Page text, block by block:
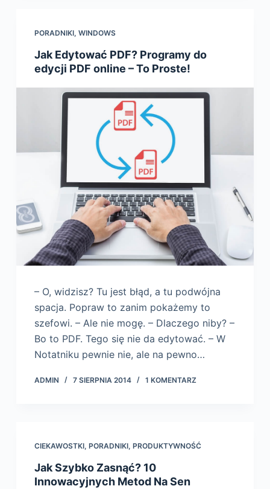
PORADNIKI, WINDOWS
Jak Edytować PDF? Programy do
edycji PDF online – To Proste!
– O, widzisz? Tu jest błąd, a tu podwójna
spacja. Popraw to zanim pokażemy to
szefowi. – Ale nie mogę. – Dlaczego niby? –
Bo to PDF. Tego się nie da edytować. – W
Notatniku pewnie nie, ale na pewno…
ADMIN 7 SIERPNIA 2014 1 KOMENTARZ
CIEKAWOSTKI, PORADNIKI, PRODUKTYWNOŚĆ
Jak Szybko Zasnąć? 10
Innowacyjnych Metod Na Sen